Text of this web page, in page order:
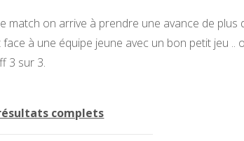
on arrive à prendre une avance de plus
à une équipe jeune avec un bon petit jeu ..
3 sur 3.
complets